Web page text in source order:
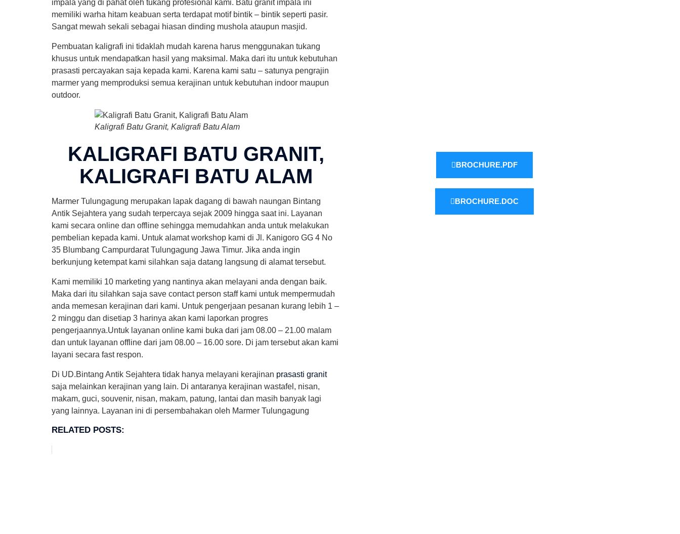
impala yang di pahat oleh tukang profesional kami. Batu granit impala ini
memiliki warha hitam keabuan serta terdapat motif bintik – bintik seperti pasir.
Sangat mewah sekali sebagai hiasan dinding mushola ataupun masjid.
Pembuatan kaligrafi ini tidaklah mudah karena harus menggunakan tukang
khusus untuk mendapatkan hasil yang maksimal. Maka dari itu untuk kebutuhan
prasasti percayakan saja kepada kami. Karena kami satu – satunya pengrajin
marmer yang memproduksi semua kerajinan untuk kebutuhan indoor maupun
outdoor.
Kaligrafi Batu Granit, Kaligrafi Batu Alam
KALIGRAFI BATU GRANIT,
KALIGRAFI BATU ALAM
Marmer Tulungagung merupakan lapak dagang di bawah naungan Bintang
Antik Sejahtera yang sudah terpercaya sejak 2009 hingga saat ini. Layanan
kami secara online dan offline sehingga memudahkan anda untuk melakukan
pembelian kepada kami. Untuk alamat workshop kami di Jl. Kanigoro GG 4 No
35 Blumbang Campurdarat Tulungagung Jawa Timur. Jika anda ingin
berkunjung ketempat kami silahkan saja datang langsung di alamat tersebut.
Kami memiliki 10 marketing yang nantinya akan melayani anda dengan baik.
Maka dari itu silahkan saja save contact person staff kami untuk mempermudah
anda memesan kerajinan dari kami. Untuk pengerjaan pesanan kurang lebih 1 –
2 minggu dan disetiap 3 harinya akan kami laporkan progres
pengerjaannya.Untuk layanan online kami buka dari jam 08.00 – 21.00 malam
dan untuk layanan offline dari jam 08.00 – 16.00 sore. Di jam tersebut akan kami
layani secara fast respon.
Di UD.Bintang Antik Sejahtera tidak hanya melayani kerajinan prasasti granit
saja melainkan kerajinan yang lain. Di antaranya kerajinan wastafel, nisan,
makam, guci, souvenir, nisan, makam, patung, lantai dan masih banyak lagi
yang lainnya. Layanan ini di persembahakan oleh Marmer Tulungagung
RELATED POSTS:
BROCHURE.PDF
BROCHURE.DOC